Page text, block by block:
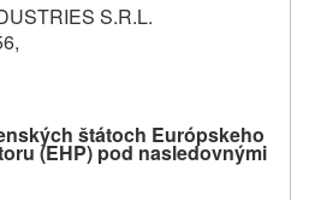
S.R.L.
štátoch Európskeho
(EHP) pod nasledovnými